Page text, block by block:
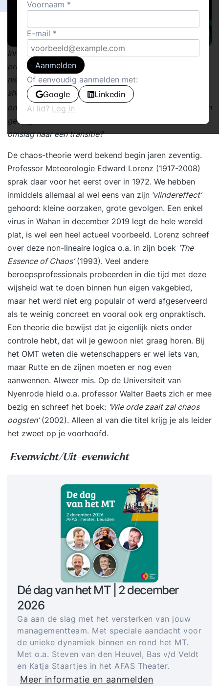
Inmiddels zitten we met zijn allen wereldwijd in de
praktijkcursus ‘Chaos & Complexiteitstheorie’. We leren
niet heel erg hard. We gaan gewoon massaal in België
shoppen en de oorzaak daarvan is dat we in NL
ondertussen de 3e
harde lockdown hebben. Oorzaak en
gevolg raken verdraaid. Chaos dus. Naderen we de
omslag naar een transitie?
De chaos-theorie werd bekend begin jaren zeventig.
Professor Meteorologie Edward Lorenz (1917-2008)
sprak daar voor het eerst over in 1972. We hebben
inmiddels allemaal al wel eens van zijn ’vlindereffect’
gehoord: kleine oorzaken, grote gevolgen. Een enkel
virus in Wahan in december 2019 legt de hele wereld
plat, is wel een heel actueel voorbeeld. Lorenz schreef
over deze non-lineaire logica o.a. in zijn boek ‘The
Essence of Chaos’(1993). Veel andere
beroepsprofessionals probeerden in die tijd met deze
wijsheid wat te doen binnen hun eigen vakgebied,
maar het werd niet erg populair of werd afgeserveerd
als te weinig concreet en vooral ook erg onpraktisch.
Een theorie die bewijst dat je eigenlijk niets onder
controle hebt, dat wil je gewoon niet graag horen. Bij
het OMT weten die wetenschappers er wel iets van,
maar Rutte en de zijnen moeten er nog even
aanwennen. Alweer mis. Op de Universiteit van
Nyenrode hield o.a. professor Walter Baets zich er mee
bezig en schreef het boek: ‘Wie orde zaait zal chaos
oogsten’(2002). Alleen al van die titel krijg je als leider
het zweet op je voorhoofd.
Evenwicht/Uit-evenwicht
Dé dag van het MT | 2 december
2026
Ga aan de slag met het versterken van jouw
managementteam. Met speciale aandacht voor
de unieke dynamiek binnen en rond het MT.
Met o.a. Steven van den Heuvel, Bas v/d Veldt
en Katja Staartjes in het AFAS Theater.
Meer informatie en aanmelden
Voornaam
E-mail
Aanmelden
Of eenvoudig aanmelden met:
Google
Linkedin
Al lid? Log in